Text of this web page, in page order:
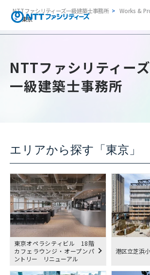
NTTファシリティーズ一級建築士事務所 Works &
東京
NTTファシリティーズ
一級建築士事務所
エリアから探す「東京」
東京オペラシティビル 18階
カフェラウンジ・オープンパ
ントリー リニューアル
港区立芝浜